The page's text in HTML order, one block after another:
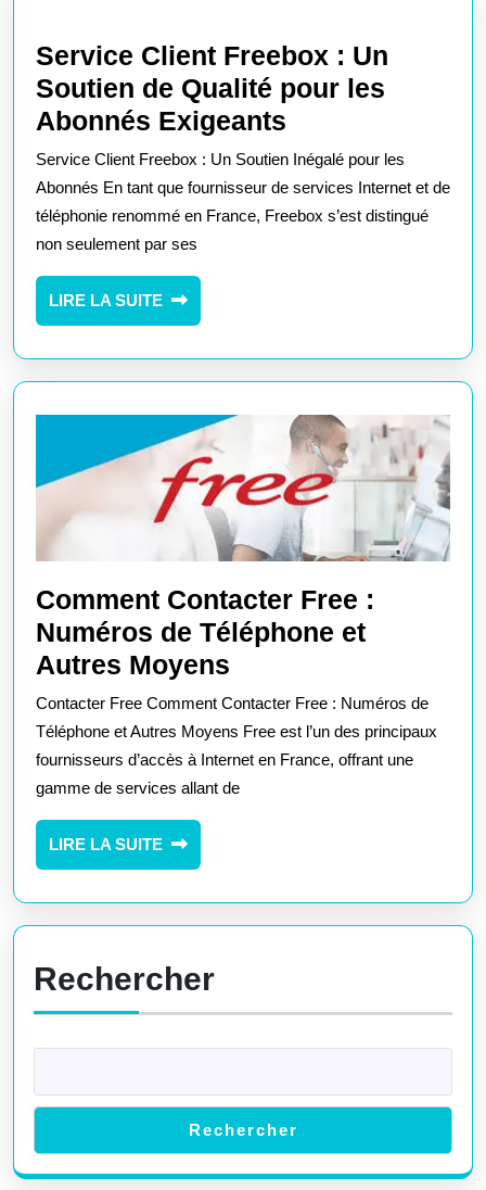
Service Client Freebox : Un
Soutien de Qualité pour les
Abonnés Exigeants
Client
Freebox
:
pour
les
Abonnés
Exigeants
Service Client Freebox : Un Soutien Inégalé pour les
Abonnés En tant que fournisseur de services Internet et de
téléphonie renommé en France, Freebox s’est distingué
non seulement par ses
LIRE LA SUITE
LIRE
LA
Comment Contacter Free :
Numéros de Téléphone et
Autres Moyens
Contacter
Free
:
Numéros
Autres
Contacter Free Comment Contacter Free : Numéros de
Téléphone et Autres Moyens Free est l’un des principaux
fournisseurs d’accès à Internet en France, offrant une
gamme de services allant de
LIRE LA SUITE
LIRE
LA
Rechercher
Rechercher